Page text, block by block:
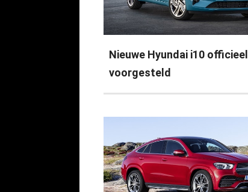
Nieuwe Hyundai i10 officieel
voorgesteld